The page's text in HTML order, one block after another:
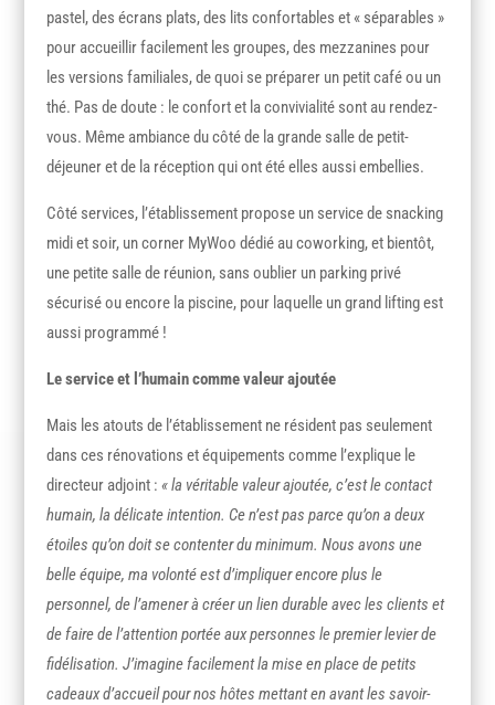
pastel, des écrans plats, des lits confortables et « séparables »
pour accueillir facilement les groupes, des mezzanines pour
les versions familiales, de quoi se préparer un petit café ou un
thé. Pas de doute : le confort et la convivialité sont au rendez-
vous. Même ambiance du côté de la grande salle de petit-
déjeuner et de la réception qui ont été elles aussi embellies.
Côté services, l’établissement propose un service de snacking
midi et soir, un corner MyWoo dédié au coworking, et bientôt,
une petite salle de réunion, sans oublier un parking privé
sécurisé ou encore la piscine, pour laquelle un grand lifting est
aussi programmé !
Le service et l’humain comme valeur ajoutée
Mais les atouts de l’établissement ne résident pas seulement
dans ces rénovations et équipements comme l’explique le
directeur adjoint :« la véritable valeur ajoutée, c’est le contact
humain, la délicate intention. Ce n’est pas parce qu’on a deux
étoiles qu’on doit se contenter du minimum. Nous avons une
belle équipe, ma volonté est d’impliquer encore plus le
personnel, de l’amener à créer un lien durable avec les clients et
de faire de l’attention portée aux personnes le premier levier de
fidélisation. J’imagine facilement la mise en place de petits
cadeaux d’accueil pour nos hôtes mettant en avant les savoir-